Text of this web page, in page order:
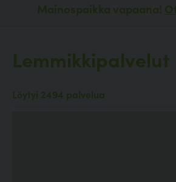
Mainospaikka vapaana!
Lemmikkipalvelut
Löytyi 2494 palvelua